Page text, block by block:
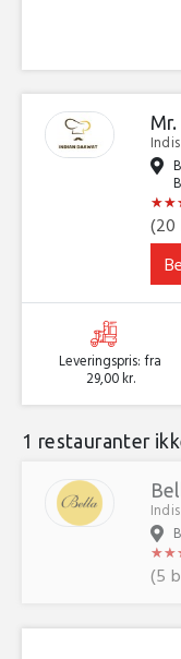
★★
★★
(20
Leveringspris: fra
29,00 kr.
1 restauranter
★★
★★
(5